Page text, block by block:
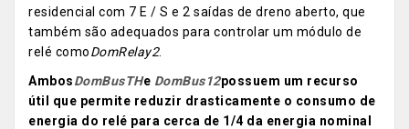
residencial com 7 E / S e 2 saídas de dreno aberto, que
também são adequados para controlar um módulo de
relé comoDomRelay2.
AmbosDomBusTHe DomBus12possuem um recurso
útil que permite reduzir drasticamente o consumo de
energia do relé para cerca de 1/4 da energia nominal